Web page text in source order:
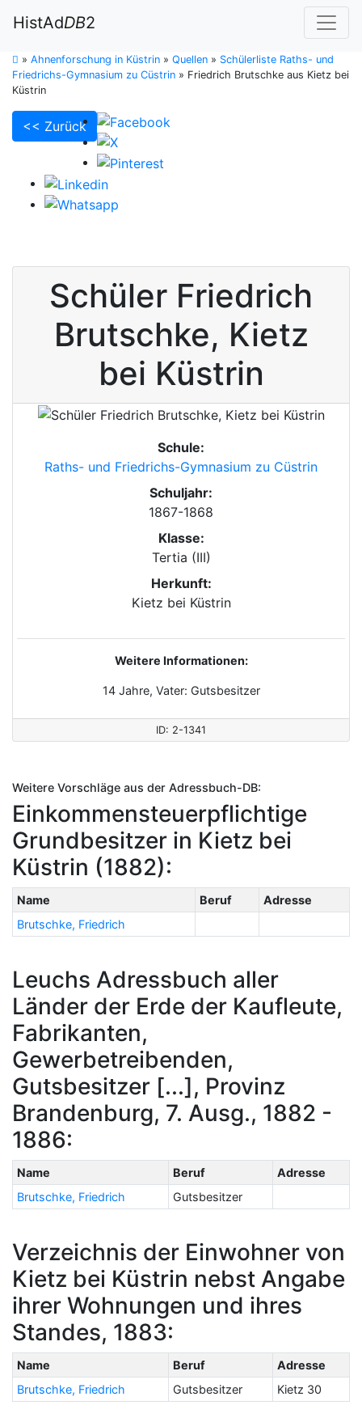
HistAdDB2
» Ahnenforschung in Küstrin » Quellen » Schülerliste Raths- und
Friedrichs-Gymnasium zu Cüstrin » Friedrich Brutschke aus Kietz bei
Küstrin
<< Zurück
Schüler Friedrich
Brutschke, Kietz
bei Küstrin
Schule:
Raths- und Friedrichs-Gymnasium zu Cüstrin
Schuljahr:
1867-1868
Klasse:
Tertia (III)
Herkunft:
Kietz bei Küstrin
Weitere Informationen:
14 Jahre, Vater: Gutsbesitzer
ID: 2-1341
Weitere Vorschläge aus der Adressbuch-DB:
Einkommensteuerpflichtige
Grundbesitzer in Kietz bei
Küstrin (1882):
Name Beruf
Adresse
Brutschke, Friedrich
Leuchs Adressbuch aller
Länder der Erde der Kaufleute,
Fabrikanten,
Gewerbetreibenden,
Gutsbesitzer [...], Provinz
Brandenburg, 7. Ausg., 1882 -
1886:
Name Beruf
Adresse
Brutschke, Friedrich
Gutsbesitzer
Verzeichnis der Einwohner von
Kietz bei Küstrin nebst Angabe
ihrer Wohnungen und ihres
Standes, 1883:
Name Beruf
Adresse
Brutschke, Friedrich
Gutsbesitzer Kietz 30